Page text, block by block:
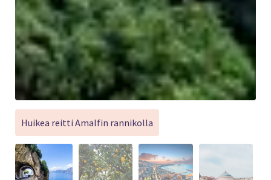
Huikea reitti Amalfin rannikolla